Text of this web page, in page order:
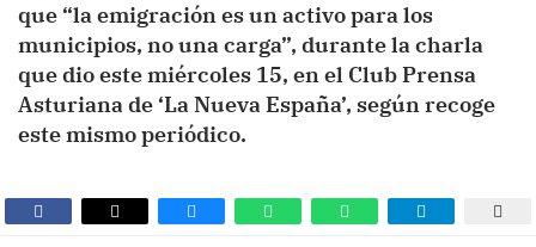
que “la emigración es un activo para los
municipios, no una carga”, durante la charla
que dio este miércoles 15, en el Club Prensa
Asturiana de ‘La Nueva España’, según recoge
este mismo periódico.